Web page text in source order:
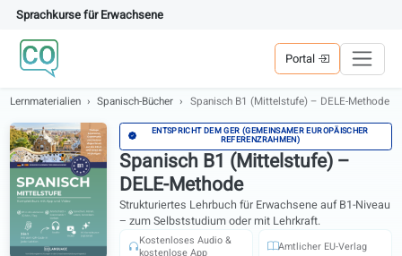
Sprachkurse für Erwachsene
Portal
Spanisch B1 (Mittelstufe) – DELE-
ENTSPRICHT DEM GER (GEMEINSAMER
REFERENZRAHMEN)
Spanisch B1 (Mittelstufe) –
DELE-Methode
Strukturiertes Lehrbuch für Erwachsene auf B1-
– zum Selbststudium oder mit Lehrkraft.